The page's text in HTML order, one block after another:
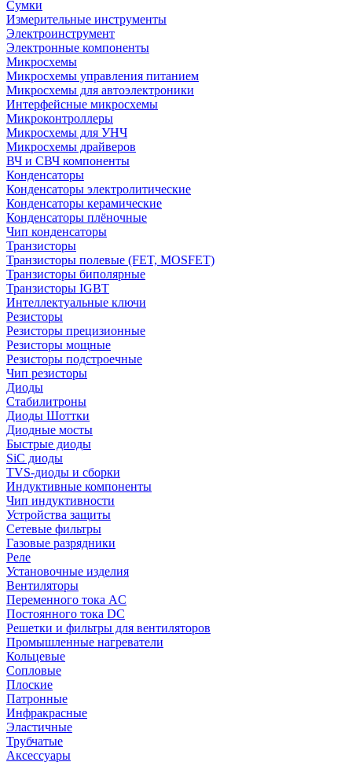
Сумки
Измерительные инструменты
Электроинструмент
Электронные компоненты
Микросхемы
Микросхемы управления питанием
Микросхемы для автоэлектроники
Интерфейсные микросхемы
Микроконтроллеры
Микросхемы для УНЧ
Микросхемы драйверов
ВЧ и СВЧ компоненты
Конденсаторы
Конденсаторы электролитические
Конденсаторы керамические
Конденсаторы плёночные
Чип конденсаторы
Транзисторы
Транзисторы полевые (FET, MOSFET)
Транзисторы биполярные
Транзисторы IGBT
Интеллектуальные ключи
Резисторы
Резисторы прецизионные
Резисторы мощные
Резисторы подстроечные
Чип резисторы
Диоды
Стабилитроны
Диоды Шоттки
Диодные мосты
Быстрые диоды
SiC диоды
TVS-диоды и сборки
Индуктивные компоненты
Чип индуктивности
Устройства защиты
Сетевые фильтры
Газовые разрядники
Реле
Установочные изделия
Вентиляторы
Переменного тока AC
Постоянного тока DC
Решетки и фильтры для вентиляторов
Промышленные нагреватели
Кольцевые
Сопловые
Плоские
Патронные
Инфракрасные
Эластичные
Трубчатые
Аксессуары